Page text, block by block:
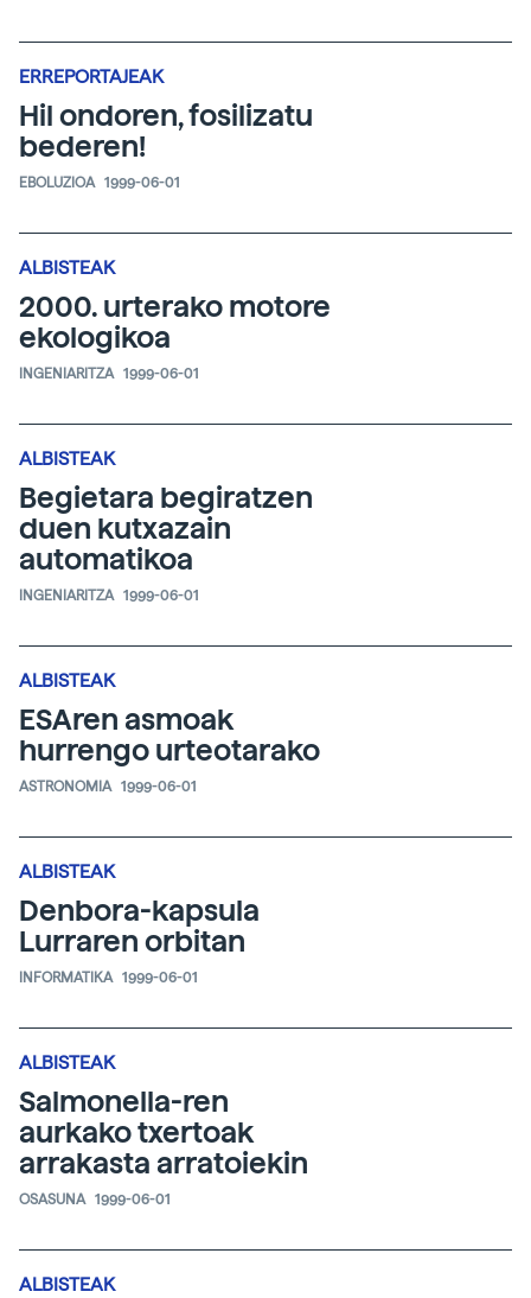
ERREPORTAJEAK
Hil ondoren, fosilizatu
bederen!
EBOLUZIOA 1999-06-01
ALBISTEAK
2000. urterako motore
ekologikoa
INGENIARITZA 1999-06-01
ALBISTEAK
Begietara begiratzen
duen kutxazain
automatikoa
INGENIARITZA 1999-06-01
ALBISTEAK
ESAren asmoak
hurrengo urteotarako
ASTRONOMIA 1999-06-01
ALBISTEAK
Denbora-kapsula
Lurraren orbitan
INFORMATIKA 1999-06-01
ALBISTEAK
Salmonella-ren
aurkako txertoak
arrakasta arratoiekin
OSASUNA 1999-06-01
ALBISTEAK